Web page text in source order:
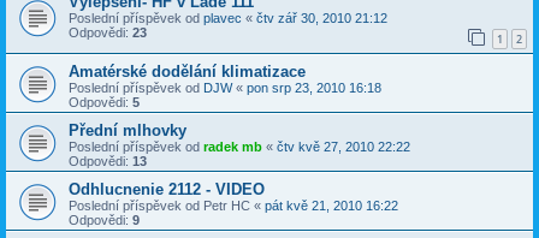
Poslední příspěvek od plavec « čtv zář 30, 2010 21:12
Odpovědi: 23 1 2
Amatérské dodělání klimatizace
Poslední příspěvek od DJW« pon srp 23, 2010 16:18
Odpovědi: 5
Přední mlhovky
Poslední příspěvek od radek mb « čtv kvě 27, 2010 22:22
Odpovědi: 13
Odhlucnenie 2112 - VIDEO
Poslední příspěvek od Petr HC « pát kvě 21, 2010 16:22
Odpovědi: 9